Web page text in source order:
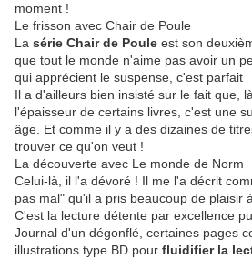
moment !
Le frisson avec Chair de Poule
La série Chair de Poule est son
que tout le monde n'aime pas avoir un
qui apprécient le suspense, c'est parfait
Il a d'ailleurs bien insisté sur le fait que,
l'épaisseur de certains livres, c'est une
âge. Et comme il y a des dizaines de
trouver ce qu'on veut !
La découverte avec Le monde de Norm
Celui-là, il l'a dévoré ! Il me l'a décrit
pas mal" qu'il a pris beaucoup de plaisir
C'est la lecture détente par excellence
Journal d'un dégonflé, certaines pages
illustrations type BD pour fluidifier la